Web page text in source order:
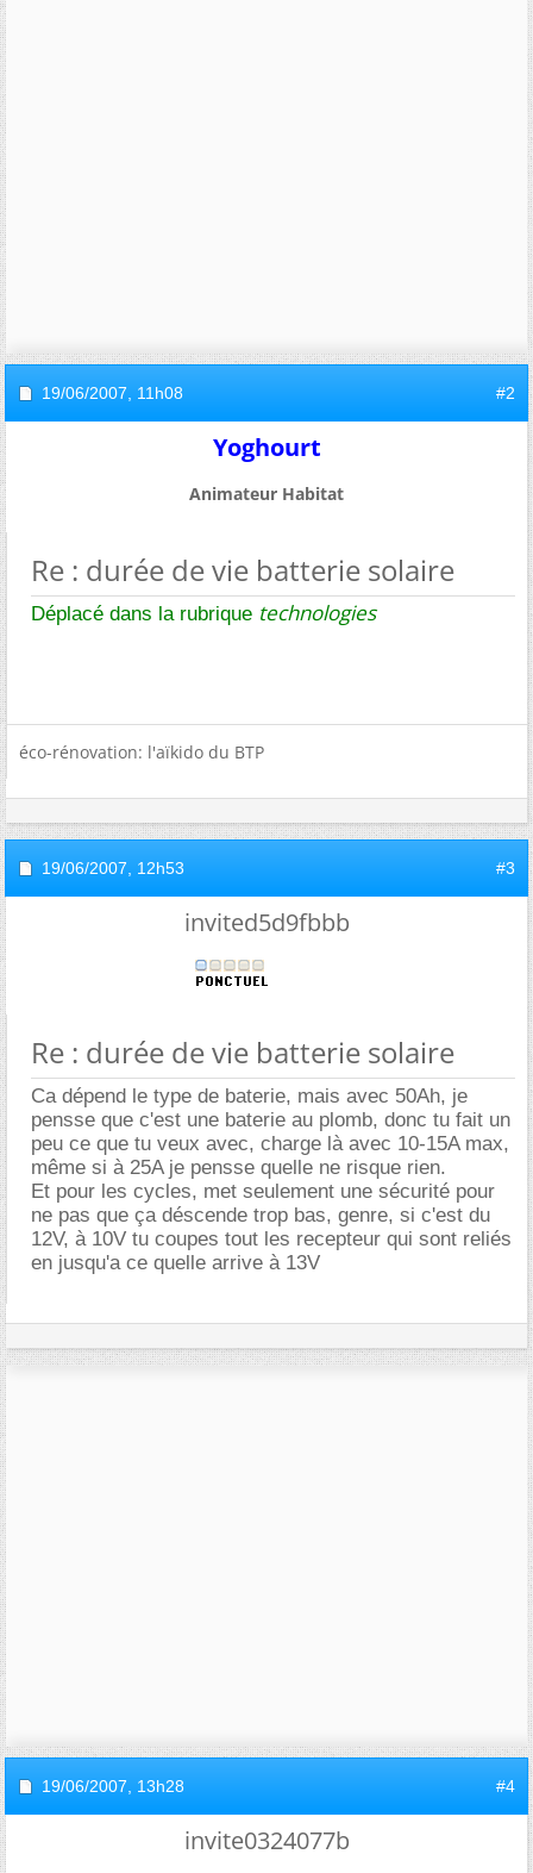
19/06/2007, 11h08 #2
Yoghourt
Animateur Habitat
Re : durée de vie batterie solaire
Déplacé dans la rubrique technologies
éco-rénovation: l'aïkido du BTP
19/06/2007, 12h53 #3
invited5d9fbbb
Re : durée de vie batterie solaire
Ca dépend le type de baterie, mais avec 50Ah, je
pensse que c'est une baterie au plomb, donc tu fait un
peu ce que tu veux avec, charge là avec 10-15A max,
même si à 25A je pensse quelle ne risque rien.
Et pour les cycles, met seulement une sécurité pour
ne pas que ça déscende trop bas, genre, si c'est du
12V, à 10V tu coupes tout les recepteur qui sont reliés
en jusqu'a ce quelle arrive à 13V
19/06/2007, 13h28 #4
invite0324077b